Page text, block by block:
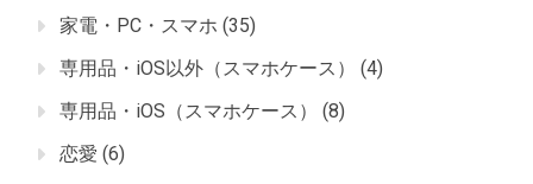
家電・PC・スマホ (35)
専用品・iOS以外（スマホケース）
(4)
専用品・iOS（スマホケース）
(8)
恋愛 (6)